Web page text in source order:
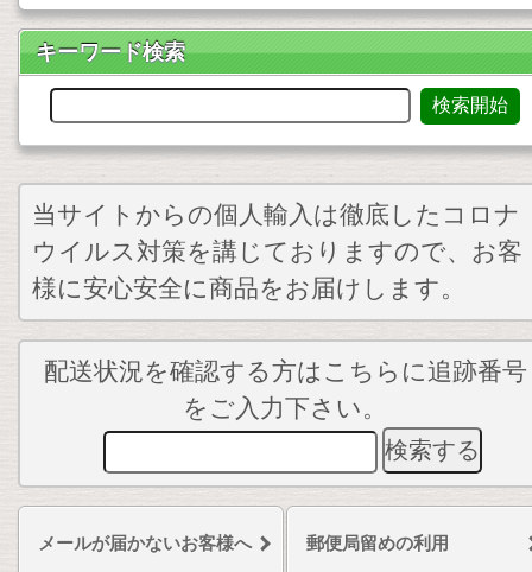
キーワード検索
当サイトからの個人輸入は徹底したコロナ
ウイルス対策を講じておりますので、お客
様に安心安全に商品をお届けします。
配送状況を確認する方はこちらに追跡番号
をご入力下さい。
メールが届かないお客様へ 郵便局留めの利用